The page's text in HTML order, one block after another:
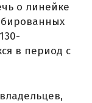
о линейке
в период с